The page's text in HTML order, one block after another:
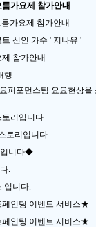
가요제 참가안내
가요제 참가안내
신인 가수 ' 지나유 '
참가안내
행
퍼포먼스팀 요요현상을
토리입니다
토리입니다
니다◆
.
입니다.
인팅 이벤트 서비스★
인팅 이벤트 서비스★